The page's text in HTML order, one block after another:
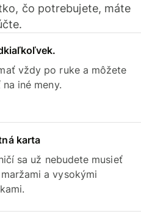
čo potrebujete, máte
vždy po ruke a môžete
iné meny.
karta
sa už nebudete musieť
a vysokými